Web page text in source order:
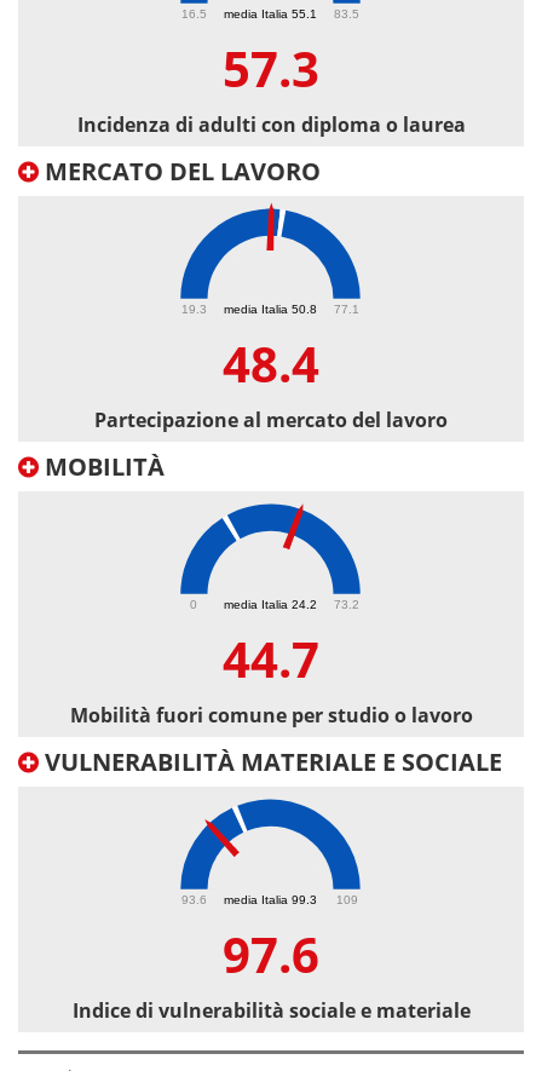
media Italia 55.1
16.5 83.5
57.3
Incidenza di adulti con diploma o laurea
MERCATO DEL LAVORO
media Italia 50.8
19.3 77.1
48.4
Partecipazione al mercato del lavoro
MOBILITÀ
media Italia 24.2
0 73.2
44.7
Mobilità fuori comune per studio o lavoro
VULNERABILITÀ MATERIALE E SOCIALE
media Italia 99.3
93.6 109
97.6
Indice di vulnerabilità sociale e materiale